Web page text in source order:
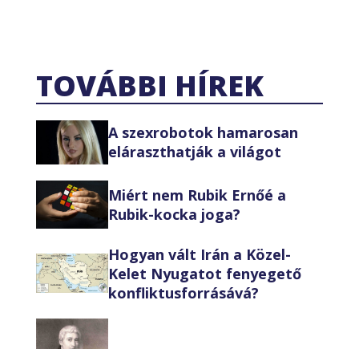
TOVÁBBI HÍREK
A szexrobotok hamarosan
eláraszthatják a világot
Miért nem Rubik Ernőé a
Rubik-kocka joga?
Hogyan vált Irán a Közel-
Kelet Nyugatot fenyegető
konfliktusforrásává?